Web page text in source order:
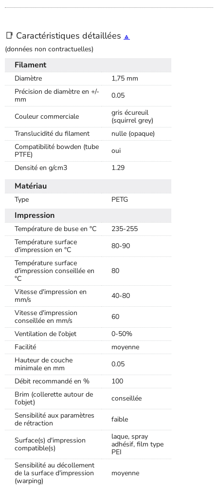
📑 Caractéristiques détaillées 🔼
(données non contractuelles)
Filament
Diamètre
1,75 mm
Précision de diamètre en +/-
mm
0.05
Couleur commerciale
gris écureuil
(squirrel grey)
Translucidité du filament
nulle (opaque)
Compatibilité bowden (tube
PTFE)
oui
Densité en g/cm3
1.29
Matériau
Type PETG
Impression
Température de buse en °C
235-255
Température surface
d'impression en °C
80-90
Température surface
d'impression conseillée en
°C
80
Vitesse d'impression en
mm/s
40-80
Vitesse d'impression
conseillée en mm/s
60
Ventilation de l'objet
0-50%
Facilité
moyenne
Hauteur de couche
minimale en mm
0.05
Débit recommandé en %
100
Brim (collerette autour de
l'objet)
conseillée
Sensibilité aux paramètres
de rétraction
faible
Surface(s) d'impression
compatible(s)
laque, spray
adhésif, film type
PEI
Sensibilité au décollement
de la surface d'impression
(warping)
moyenne